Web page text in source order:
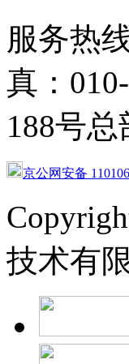
服务热
真：
188号
京公网安备
技术有